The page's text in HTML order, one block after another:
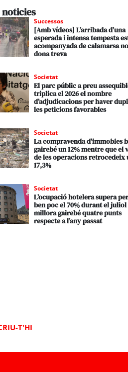
Successos
[Amb vídeos] L’arribada d’una
esperada i intensa tempesta
acompanyada de calamarsa no
dona treva
Societat
El parc públic a preu
triplica el 2026 el nombre
d’adjudicacions per haver
les peticions favorables
Societat
La compravenda d’immobles
gairebé un 12% mentre que el
de les operacions retrocedeix
17,3%
Societat
L’ocupació hotelera supera
ben poc el 70% durant el
millora gairebé quatre punts
respecte a l’any passat
T'HI